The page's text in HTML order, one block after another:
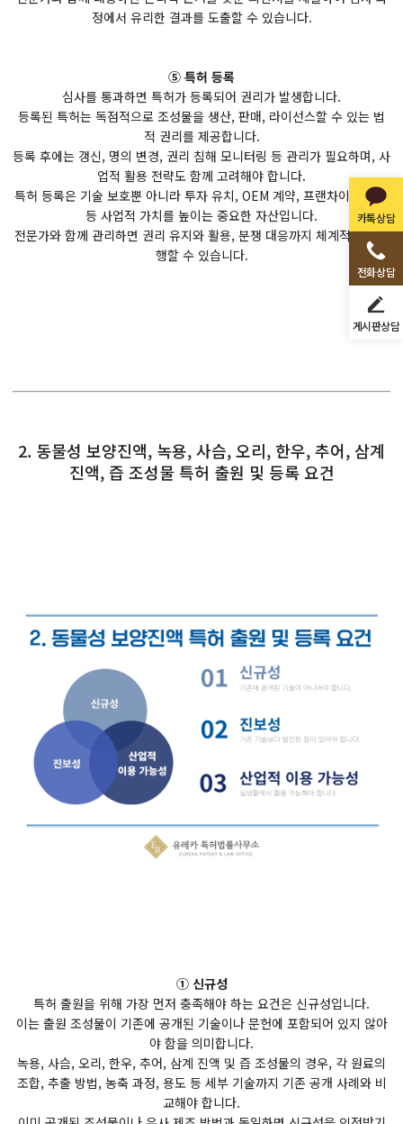
카톡상담
전화상담
게시판상담
정에서 유리한 결과를 도출할 수 있습니다.
⑤ 특허 등록
심사를 통과하면 특허가 등록되어 권리가 발생합니다.
등록된 특허는 독점적으로 조성물을 생산, 판매, 라이선스할 수 있는 법
적 권리를 제공합니다.
등록 후에는 갱신, 명의 변경, 권리 침해 모니터링 등 관리가 필요하며, 사
업적 활용 전략도 함께 고려해야 합니다.
특허 등록은 기술 보호뿐 아니라 투자 유치, OEM 계약, 프랜차이즈 확장
등 사업적 가치를 높이는 중요한 자산입니다.
전문가와 함께 관리하면 권리 유지와 활용, 분쟁 대응까지 체계적으로 진
행할 수 있습니다.
2. 동물성 보양진액, 녹용, 사슴, 오리, 한우, 추어, 삼계
진액, 즙 조성물 특허 출원 및 등록 요건
① 신규성
특허 출원을 위해 가장 먼저 충족해야 하는 요건은 신규성입니다.
이는 출원 조성물이 기존에 공개된 기술이나 문헌에 포함되어 있지 않아
야 함을 의미합니다.
녹용, 사슴, 오리, 한우, 추어, 삼계 진액 및 즙 조성물의 경우, 각 원료의
조합, 추출 방법, 농축 과정, 용도 등 세부 기술까지 기존 공개 사례와 비
교해야 합니다.